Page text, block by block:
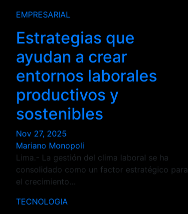
EMPRESARIAL
Estrategias que
ayudan a crear
entornos laborales
productivos y
sostenibles
Nov 27, 2025
Mariano Monopoli
Lima.- La gestión del clima laboral se ha
consolidado como un factor estratégico para
el crecimiento…
TECNOLOGIA